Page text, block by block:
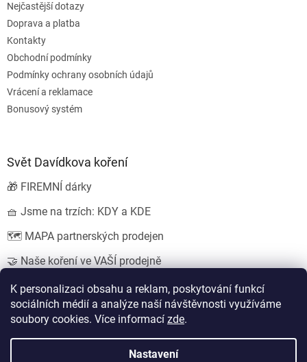
K personalizaci obsahu a reklam, poskytování funkcí
sociálních médií a analýze naší návštěvnosti využíváme
soubory cookies. Více informací zde.
Nastavení
Nejčastější dotazy
Doprava a platba
Kontakty
Obchodní podmínky
Podmínky ochrany osobních údajů
Vrácení a reklamace
Bonusový systém
Svět Davídkova koření
🎁 FIREMNÍ dárky
🧺 Jsme na trzích: KDY a KDE
🗺️ MAPA partnerských prodejen
🤝 Naše koření ve VAŠÍ prodejně
💍 SVATEBNÍ dárky